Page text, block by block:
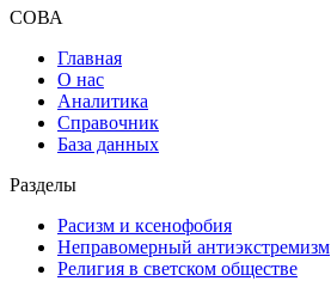
СОВА
Главная
О нас
Аналитика
Справочник
База данных
Разделы
Расизм и ксенофобия
Неправомерный антиэкстремизм
Религия в светском обществе